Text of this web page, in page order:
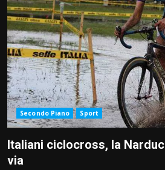
Secondo Piano Sport
Italiani ciclocross, la
via